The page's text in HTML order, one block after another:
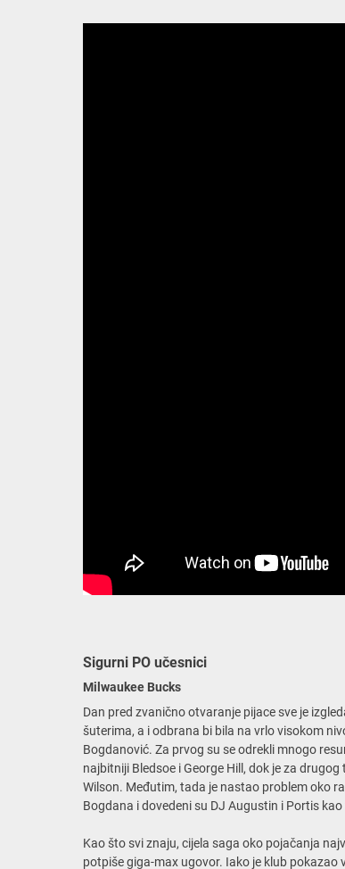
Sigurni PO učesnici
Milwaukee Bucks
Dan pred zvanično otvaranje pijace sve je
šuterima, a i odbrana bi bila na vrlo visokom
Bogdanović. Za prvog su se odrekli mnogo
najbitniji Bledsoe i George Hill, dok je za
Wilson. Međutim, tada je nastao problem oko
Bogdana i dovedeni su DJ Augustin i Portis
Kao što svi znaju, cijela saga oko pojačanja
potpiše giga-max ugovor. Iako je klub